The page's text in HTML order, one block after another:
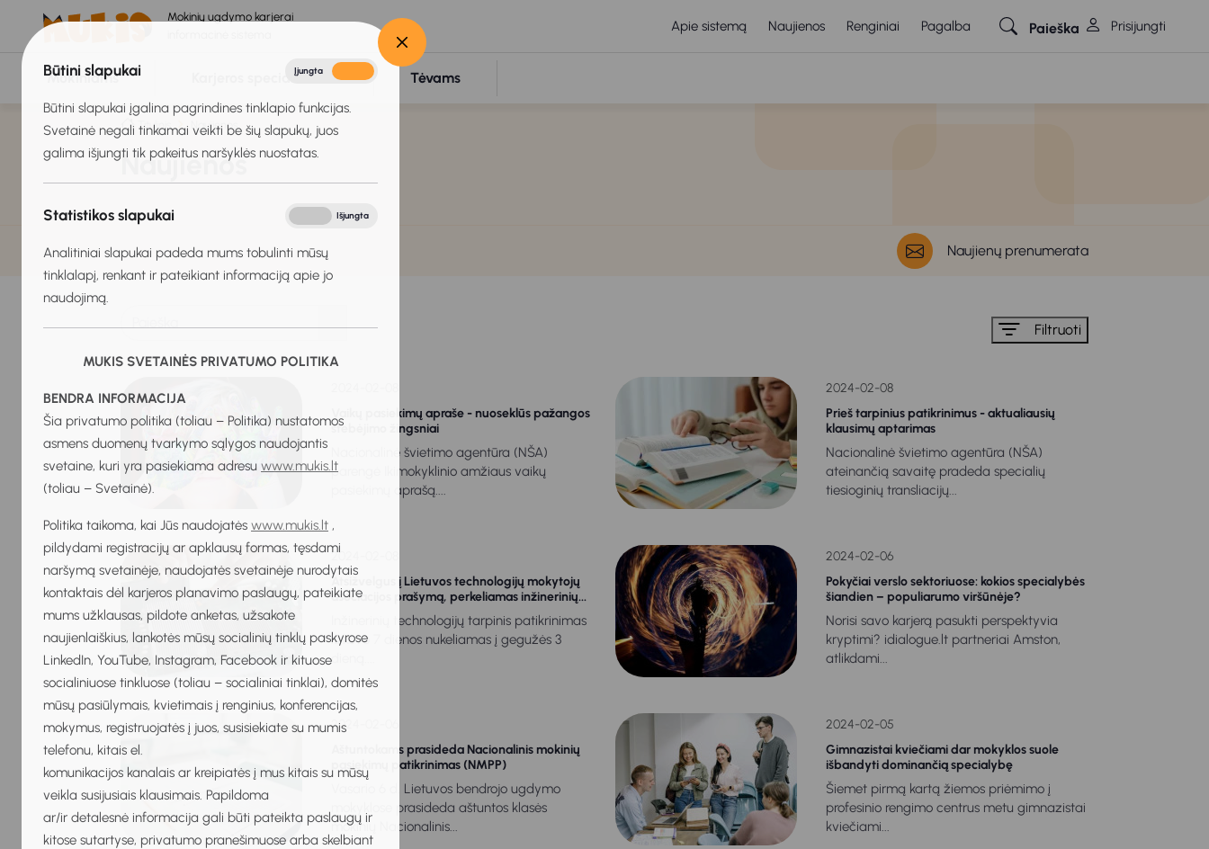
Būtini slapukai Įjungta
Būtini slapukai įgalina pagrindines tinklapio funkcijas.
Svetainė negali tinkamai veikti be šių slapukų, juos
galima išjungti tik pakeitus naršyklės nuostatas.
Statistikos slapukai Išjungta
Analitiniai slapukai padeda mums tobulinti mūsų
tinklalapį, renkant ir pateikiant informaciją apie jo
naudojimą.
MUKIS SVETAINĖS PRIVATUMO POLITIKA
BENDRA INFORMACIJA
Šia privatumo politika (toliau – Politika) nustatomos
asmens duomenų tvarkymo sąlygos naudojantis
svetaine, kuri yra pasiekiama adresu www.mukis.lt
(toliau – Svetainė).
Politika taikoma, kai Jūs naudojatės www.mukis.lt ,
pildydami registracijų ar apklausų formas, tęsdami
naršymą svetainėje, naudojatės svetainėje nurodytais
kontaktais dėl karjeros planavimo paslaugų, pateikiate
mums užklausas, pildote anketas, užsakote
naujienlaiškius, lankotės mūsų socialinių tinklų paskyrose
LinkedIn, YouTube, Instagram, Facebook ir kituose
socialiniuose tinkluose (toliau – socialiniai tinklai), domitės
mūsų pasiūlymais, kvietimais į renginius, konferencijas,
mokymus, registruojatės į juos, susisiekiate su mumis
telefonu, kitais el.
komunikacijos kanalais ar kreipiatės į mus kitais su mūsų
veikla susijusiais klausimais. Papildoma
ar/ir detalesnė informacija gali būti pateikta paslaugų ir
kitose sutartyse, privatumo pranešimuose arba skelbiant
Mokinių ugdymo karjerai
Apie sistemą Naujienos Renginiai Pagalba Paieška Prisijungti
Mokiniams Karjeros specialistams Tėvams
Titulinis Naujienos
Naujienos
Naujienų prenumerata
Filtruoti
Vaikų pasiekimų apraše - nuoseklūs pažangos
stebėjimo žingsniai
Nacionalinė švietimo agentūra (NŠA)
parengė Ikimokyklinio amžiaus vaikų
pasiekimų aprašą....
2024-02-08
Prieš tarpinius patikrinimus - aktualiausių
klausimų aptarimas
Nacionalinė švietimo agentūra (NŠA)
ateinančią savaitę pradeda specialių
tiesioginių transliacijų...
2024-02-08
Atsižvelgus į Lietuvos technologijų mokytojų
asociacijos prašymą, perkeliamas inžinerinių...
Inžinerinių technologijų tarpinis patikrinimas
iš kovo 7 dienos nukeliamas į gegužės 3
dieną....
2024-02-06
Pokyčiai verslo sektoriuose: kokios specialybės
šiandien – populiarumo viršūnėje?
Norisi savo karjerą pasukti perspektyvia
kryptimi? idialogue.lt partneriai Amston,
atlikdami...
2024-02-06
Aštuntokams prasideda Nacionalinis mokinių
pasiekimų patikrinimas (NMPP)
Vasario 6 d. Lietuvos bendrojo ugdymo
mokyklose prasideda aštuntos klasės
mokinių Nacionalinis...
2024-02-05
Gimnazistai kviečiami dar mokyklos suole
išbandyti dominančią specialybę
Šiemet pirmą kartą žiemos priėmimo į
profesinio rengimo centrus metu gimnazistai
kviečiami...